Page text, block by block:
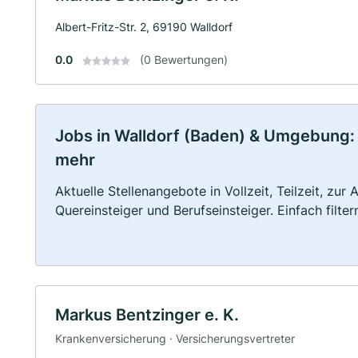
Albert-Fritz-Str. 2, 69190 Walldorf
0.0 (0 Bewertungen)
Jobs in Walldorf (Baden) &
mehr
Aktuelle Stellenangebote in Vollzeit, Teilzeit, zur
Quereinsteiger und Berufseinsteiger. Einfach
Markus Bentzinger e. K.
Krankenversicherung · Versicherungsvertreter